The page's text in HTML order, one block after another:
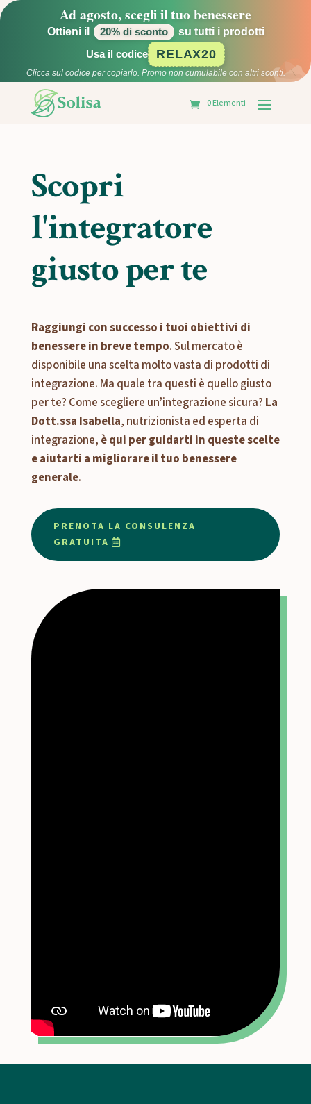
Ad agosto, scegli il tuo benessere
Ottieni il 20% di sconto su tutti i prodotti
Usa il codice RELAX20
Clicca sul codice per copiarlo. Promo non cumulabile con altri sconti.
0 Elementi
Scopri
l'integratore
giusto per te
Raggiungi con successo i tuoi obiettivi di
benessere in breve tempo. Sul mercato è
disponibile una scelta molto vasta di prodotti di
integrazione. Ma quale tra questi è quello giusto
per te? Come scegliere un’integrazione sicura? La
Dott.ssa Isabella, nutrizionista ed esperta di
integrazione, è qui per guidarti in queste scelte
e aiutarti a migliorare il tuo benessere
generale.
PRENOTA LA CONSULENZA
GRATUITA